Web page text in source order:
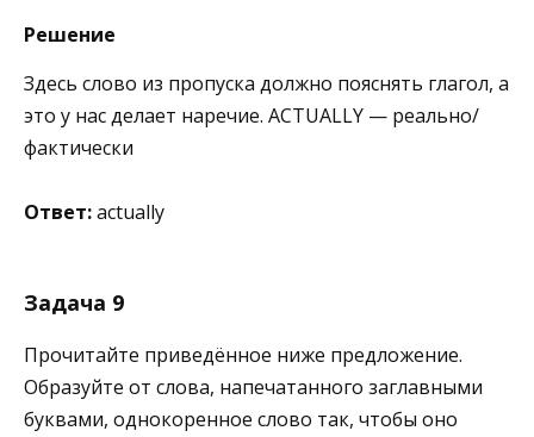
Решение
Здесь слово из пропуска должно пояснять глагол, а
это у нас делает наречие. ACTUALLY — реально/
фактически
Ответ:actually
Задача 9
Прочитайте приведённое ниже предложение.
Образуйте от слова, напечатанного заглавными
буквами, однокоренное слово так, чтобы оно